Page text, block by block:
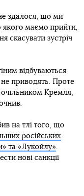
здалося, що ми
якого маємо прийти,
скасувати зустріч
відбуваються
приводять. Проте
очільником Кремля,
на тлі того, що
російських
та «Лукойлу».
нові санкції